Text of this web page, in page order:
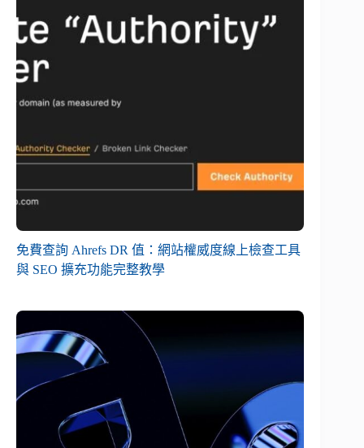
免費查詢 Ahrefs DR 值：網站權威度線上檢查工具
與 SEO 擴充功能完整教學